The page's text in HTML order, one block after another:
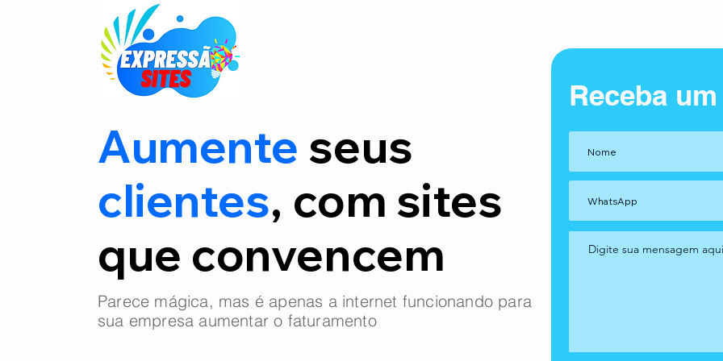
Aumente seus
clientes, com sites
que convencem
Parece mágica, mas é apenas a internet funcionando para
sua empresa aumentar o faturamento
Receba